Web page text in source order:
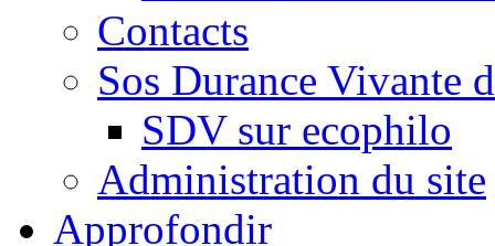
Contacts
Sos Durance Vivante
SDV sur ecophilo
Administration du site
Approfondir